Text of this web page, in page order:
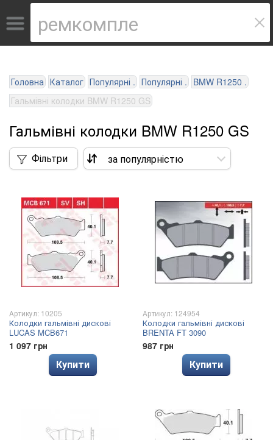
Головна Каталог Популярні . Популярні . BMW R1250 .
Гальмівні колодки BMW R1250 GS
Гальмівні колодки BMW R1250 GS
Фільтри
Артикул: 10205
Колодки гальмівні дискові
LUCAS MCB671
1 097 грн
Купити
Артикул: 124954
Колодки гальмівні дискові
BRENTA FT 3090
987 грн
Купити